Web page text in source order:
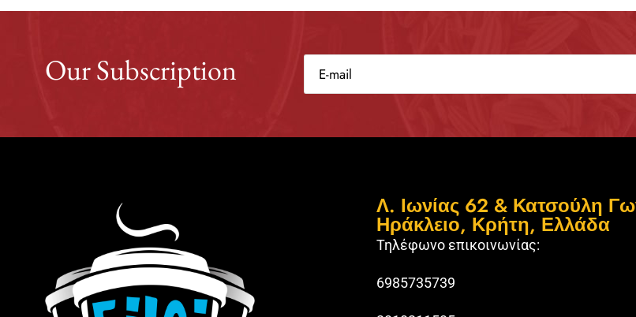
Our Subscription
Λ. Ιωνίας 62 & Κατσούλη
Ηράκλειο, Κρήτη, Ελλάδα
Τηλέφωνο επικοινωνίας:
6985735739